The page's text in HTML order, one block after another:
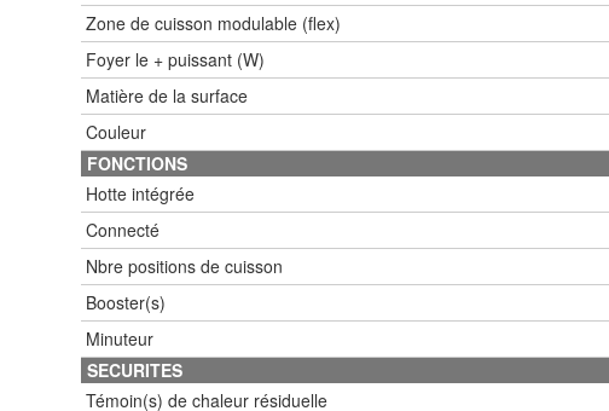
Zone de cuisson modulable (flex)
Foyer le + puissant (W)
Matière de la surface
Couleur
FONCTIONS
Hotte intégrée
Connecté
Nbre positions de cuisson
Booster(s)
Minuteur
SECURITES
Témoin(s) de chaleur résiduelle